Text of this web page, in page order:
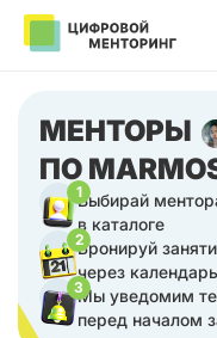
МЕНТОРЫ
ПО
1Выбирай
в каталоге
2Бронируй
через календарь
3Мы уведомим
перед началом